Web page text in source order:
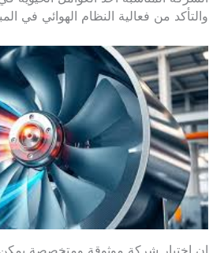
والتأكد من فعالية النظام الهوائي في